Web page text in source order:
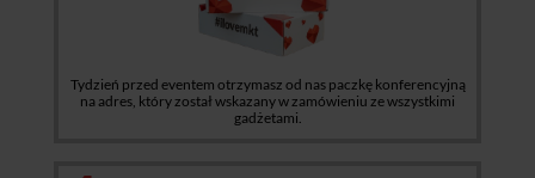
Tydzień przed eventem otrzymasz od nas paczkę konferencyjną
na adres, który został wskazany w zamówieniu ze wszystkimi
gadżetami.